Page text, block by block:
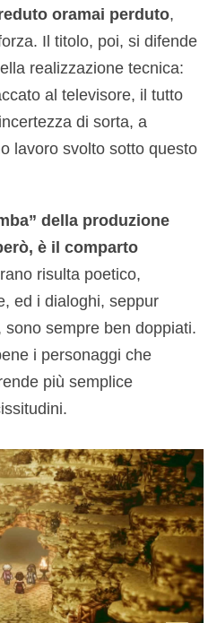
oramai perduto,
Il titolo, poi, si difende
realizzazione tecnica:
al televisore, il tutto
di sorta, a
lavoro svolto sotto questo
della produzione
è il comparto
risulta poetico,
ed i dialoghi, seppur
sempre ben doppiati.
i personaggi che
più semplice